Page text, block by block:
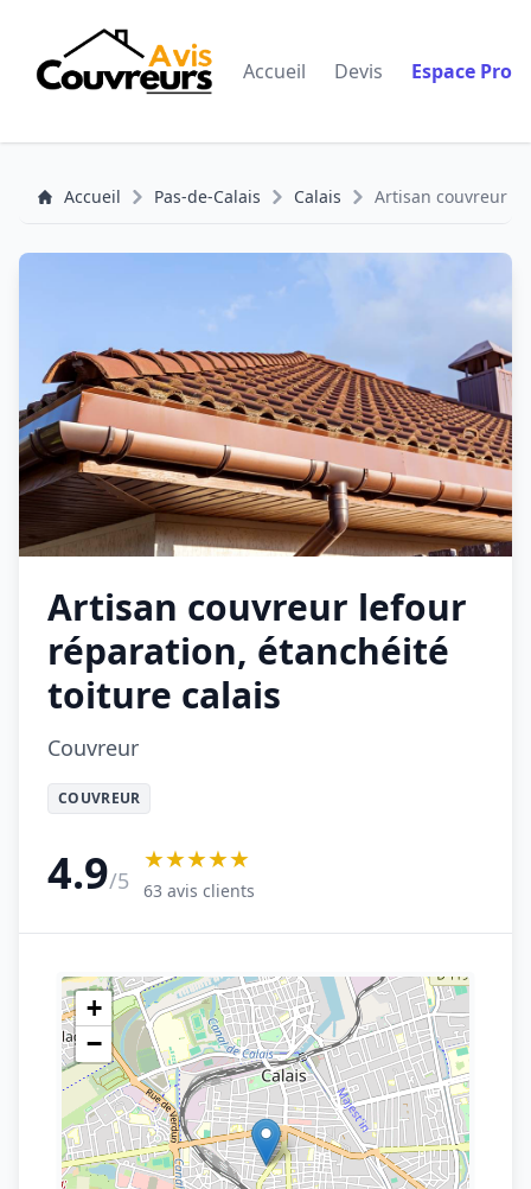
Accueil Devis Espace Pro
Accueil Pas-de-Calais Calais Artisan couvreur
Artisan couvreur lefour
réparation, étanchéité
toiture calais
Couvreur
COUVREUR
4.9/5
★★★★★
63 avis clients
+
−